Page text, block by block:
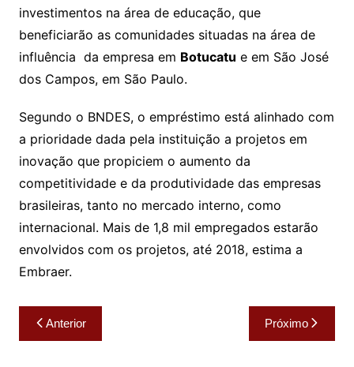
investimentos na área de educação, que
beneficiarão as comunidades situadas na área de
influência da empresa em Botucatu e em São José
dos Campos, em São Paulo.
Segundo o BNDES, o empréstimo está alinhado com
a prioridade dada pela instituição a projetos em
inovação que propiciem o aumento da
competitividade e da produtividade das empresas
brasileiras, tanto no mercado interno, como
internacional. Mais de 1,8 mil empregados estarão
envolvidos com os projetos, até 2018, estima a
Embraer.
Navegação
de
Anterior Próximo